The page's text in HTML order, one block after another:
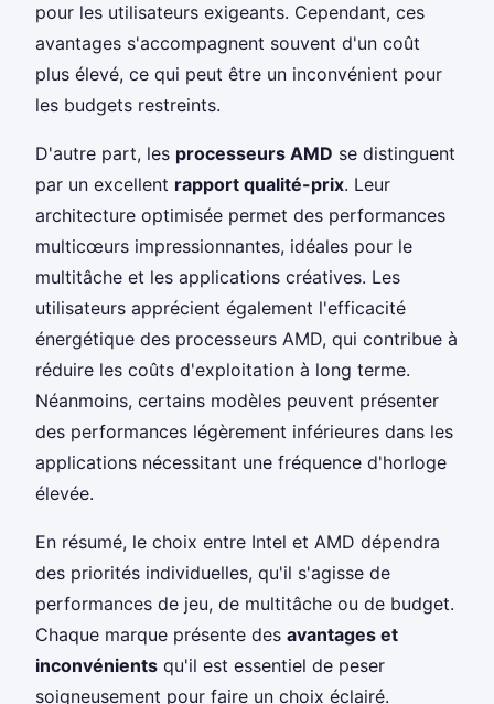
pour les utilisateurs exigeants. Cependant, ces
avantages s'accompagnent souvent d'un coût
plus élevé, ce qui peut être un inconvénient pour
les budgets restreints.
D'autre part, les processeurs AMD se distinguent
par un excellent rapport qualité-prix. Leur
architecture optimisée permet des performances
multicœurs impressionnantes, idéales pour le
multitâche et les applications créatives. Les
utilisateurs apprécient également l'efficacité
énergétique des processeurs AMD, qui contribue à
réduire les coûts d'exploitation à long terme.
Néanmoins, certains modèles peuvent présenter
des performances légèrement inférieures dans les
applications nécessitant une fréquence d'horloge
élevée.
En résumé, le choix entre Intel et AMD dépendra
des priorités individuelles, qu'il s'agisse de
performances de jeu, de multitâche ou de budget.
Chaque marque présente des avantages et
inconvénients qu'il est essentiel de peser
soigneusement pour faire un choix éclairé.